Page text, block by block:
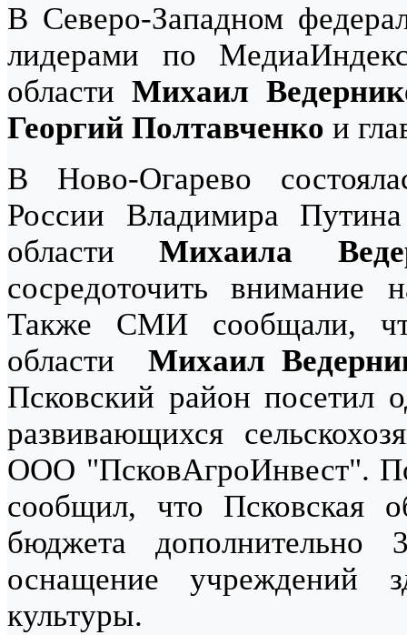
В Северо-Западном
лидерами по
области Михаил
Георгий Полтавченко и
В Ново-Огарево
России Владимира
областиМихаила
сосредоточить
Также СМИ сообщали,
области Михаил
Псковский район посетил
развивающихся
ООО "ПсковАгроИнвест".
сообщил, что Псковская
бюджета
оснащение учреждений
культуры.